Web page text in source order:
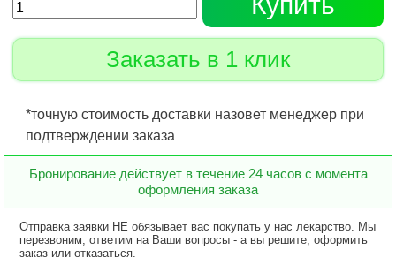
Заказать в 1 клик
*точную стоимость доставки назовет менеджер при
подтверждении заказа
Бронирование действует в течение 24 часов с момента
оформления заказа
Отправка заявки НЕ обязывает вас покупать у нас лекарство. Мы
перезвоним, ответим на Ваши вопросы - а вы решите, оформить
заказ или отказаться.